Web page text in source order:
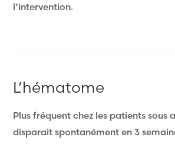
l’intervention.
L’hématome
Plus fréquent chez les patients sous
disparait spontanément en 3